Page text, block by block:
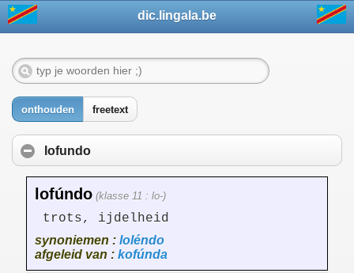
dic.lingala.be
onthouden freetext
lofundo
lofúndo (klasse 11 : lo-)
trots, ijdelheid
synoniemen : loléndo
afgeleid van : kofúnda